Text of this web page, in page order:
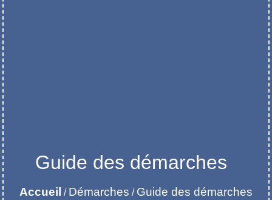
Guide des démarches
Accueil / Démarches / Guide des démarches